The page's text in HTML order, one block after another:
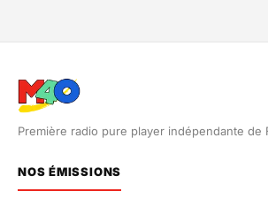
Première radio pure player indépendante de
NOS ÉMISSIONS